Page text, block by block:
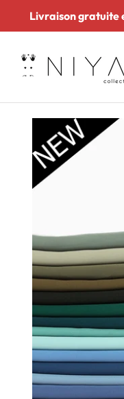
Passer
au
Livraison gratuite